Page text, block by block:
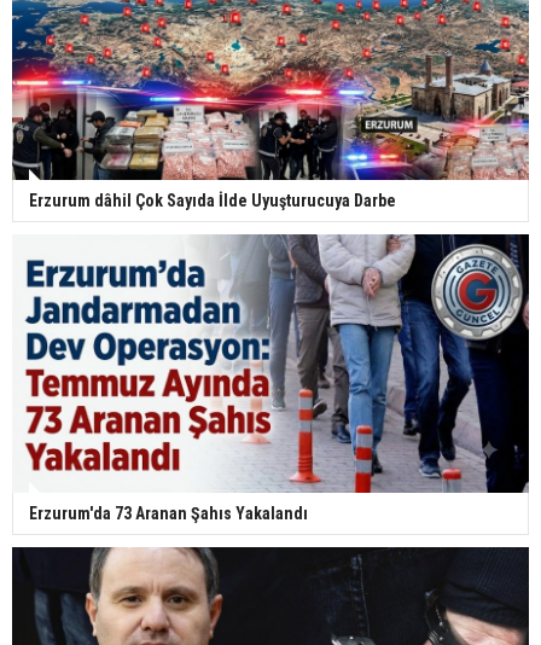
Erzurum dâhil Çok Sayıda İlde Uyuşturucuya Darbe
Erzurum'da 73 Aranan Şahıs Yakalandı